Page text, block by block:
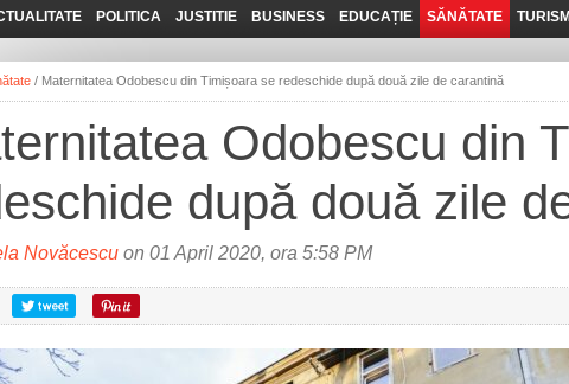
ADMINISTRATIE
NAȚIONAL
SOCIAL
POLITICA
EXPRESSLIVE
INTERVIURILE
JUSTITIE BUSINESS
JOB-URI
TEHNIT
EDUCAȚIE SĂNĂTATE TURISM
PRIN
/ Maternitatea Odobescu din Timișoara se redeschide după două zile de carantină
Odobescu din
după două zile
Novăcescu on 01 April 2020, ora 5:58 PM